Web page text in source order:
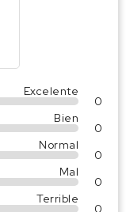
Excelente
0
Bien
0
Normal
0
Mal
0
Terrible
0